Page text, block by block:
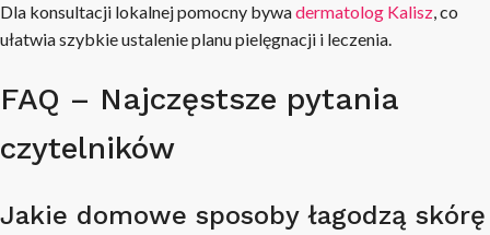
Dla konsultacji lokalnej pomocny bywadermatolog Kalisz, co
ułatwia szybkie ustalenie planu pielęgnacji i leczenia.
FAQ – Najczęstsze pytania
czytelników
Jakie domowe sposoby łagodzą skórę